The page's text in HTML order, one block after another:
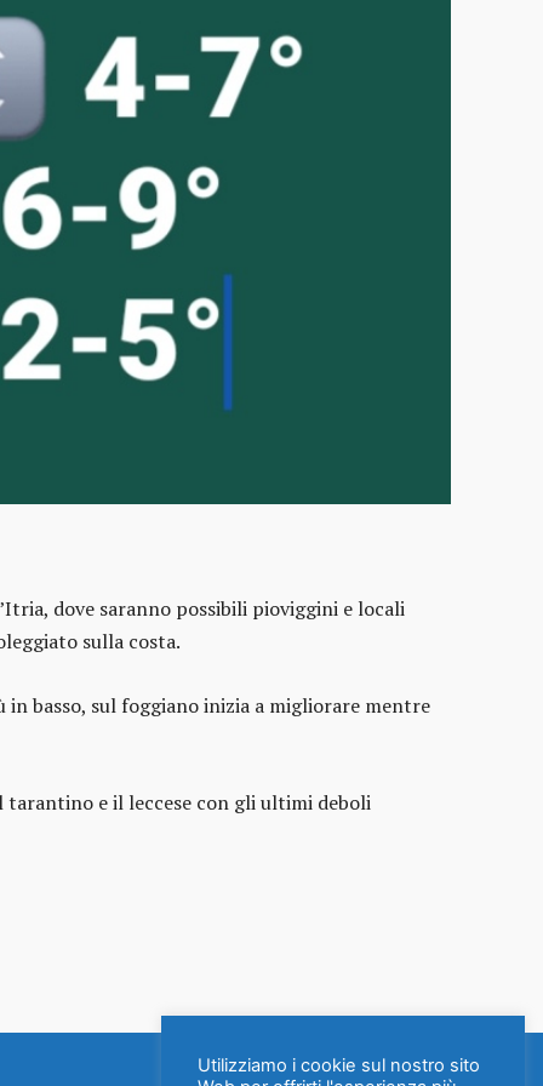
dove saranno possibili pioviggini e locali
sulla costa.
basso, sul foggiano inizia a migliorare mentre
tarantino e il leccese con gli ultimi deboli
Utilizziamo i cookie sul nostro sito